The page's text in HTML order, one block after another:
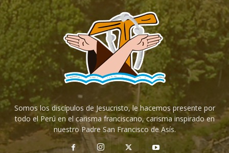
Somos los discípulos de Jesucristo, le hacemos presente por
todo el Perú en el carisma franciscano, carisma inspirado en
nuestro Padre San Francisco de Asís.